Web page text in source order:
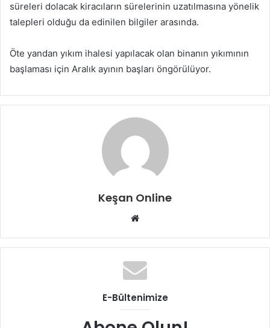
süreleri dolacak kiracıların sürelerinin uzatılmasına yönelik
talepleri olduğu da edinilen bilgiler arasında.
Öte yandan yıkım ihalesi yapılacak olan binanın yıkımının
başlaması için Aralık ayının başları öngörülüyor.
Keşan Online
Web
E-Bültenimize